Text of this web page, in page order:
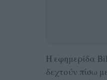
Η εφημερίδα
δεχτούν πίσω